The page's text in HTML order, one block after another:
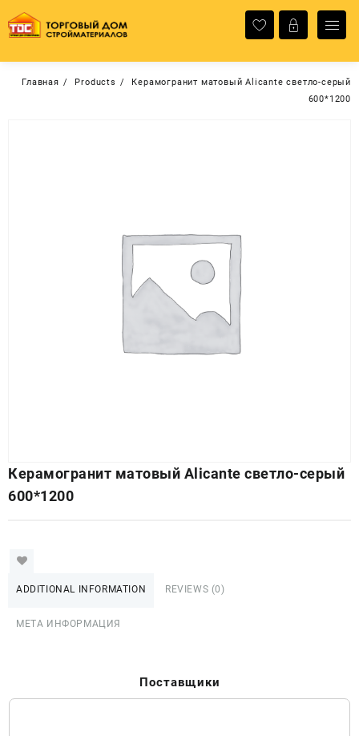
содержимому
Главная Products
Керамогранит матовый Alicante светло-серый
600*1200
Керамогранит матовый Alicante светло-серый
600*1200
ADDITIONAL INFORMATION REVIEWS (0)
МЕТА ИНФОРМАЦИЯ
Поставщики